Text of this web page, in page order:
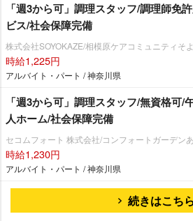
「週3から可」調理スタッフ/調理師免
ビス/社会保障完備
株式会社SOYOKAZE/相模原ケアコミュニティそ
時給1,225円
アルバイト・パート / 神奈川県
「週3から可」調理スタッフ/無資格可/
人ホーム/社会保障完備
セコムフォート 株式会社/コンフォートガーデン
時給1,230円
アルバイト・パート / 神奈川県
続きはこちら